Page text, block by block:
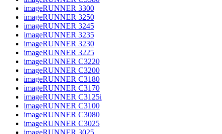
imageRUNNER 3300
imageRUNNER 3250
imageRUNNER 3245
imageRUNNER 3235
imageRUNNER 3230
imageRUNNER 3225
imageRUNNER C3220
imageRUNNER C3200
imageRUNNER C3180
imageRUNNER C3170
imageRUNNER C3125i
imageRUNNER C3100
imageRUNNER C3080
imageRUNNER C3025
imageRUNNER 3025